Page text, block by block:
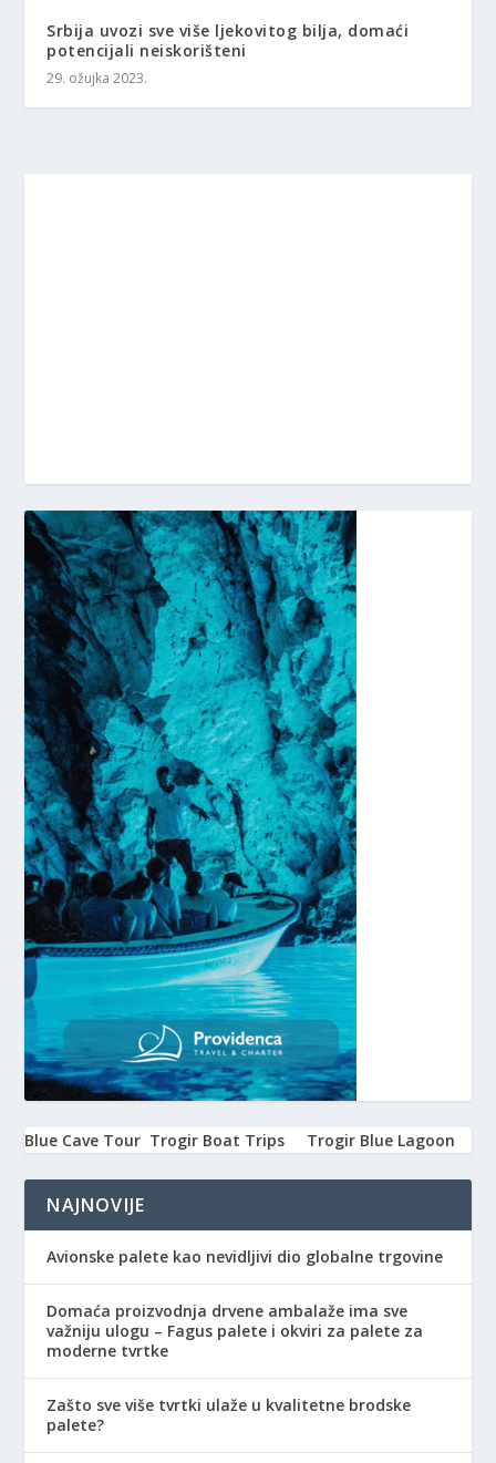
Srbija uvozi sve više ljekovitog bilja, domaći
potencijali neiskorišteni
29. ožujka 2023.
Blue Cave Tour Trogir Boat Trips Trogir Blue Lagoon
NAJNOVIJE
Avionske palete kao nevidljivi dio globalne trgovine
Domaća proizvodnja drvene ambalaže ima sve
važniju ulogu – Fagus palete i okviri za palete za
moderne tvrtke
Zašto sve više tvrtki ulaže u kvalitetne brodske
palete?